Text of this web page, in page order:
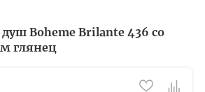
Boheme Brilante 436 со
глянец